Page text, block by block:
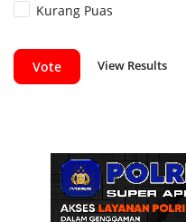
Kurang Puas
Vote View Results